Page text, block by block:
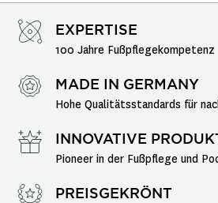
EXPERTISE
100 Jahre Fußpflegekompetenz
MADE IN GERMANY
Hohe Qualitätsstandards für
INNOVATIVE
Pioneer in der Fußpflege und
PREISGEKRÖNT